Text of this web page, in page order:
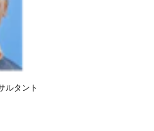
ルタント